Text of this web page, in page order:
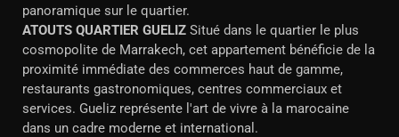
panoramique sur le quartier.
ATOUTS QUARTIER GUELIZ Situé dans le quartier le plus
cosmopolite de Marrakech, cet appartement bénéficie de la
proximité immédiate des commerces haut de gamme,
restaurants gastronomiques, centres commerciaux et
services. Gueliz représente l'art de vivre à la marocaine
dans un cadre moderne et international.